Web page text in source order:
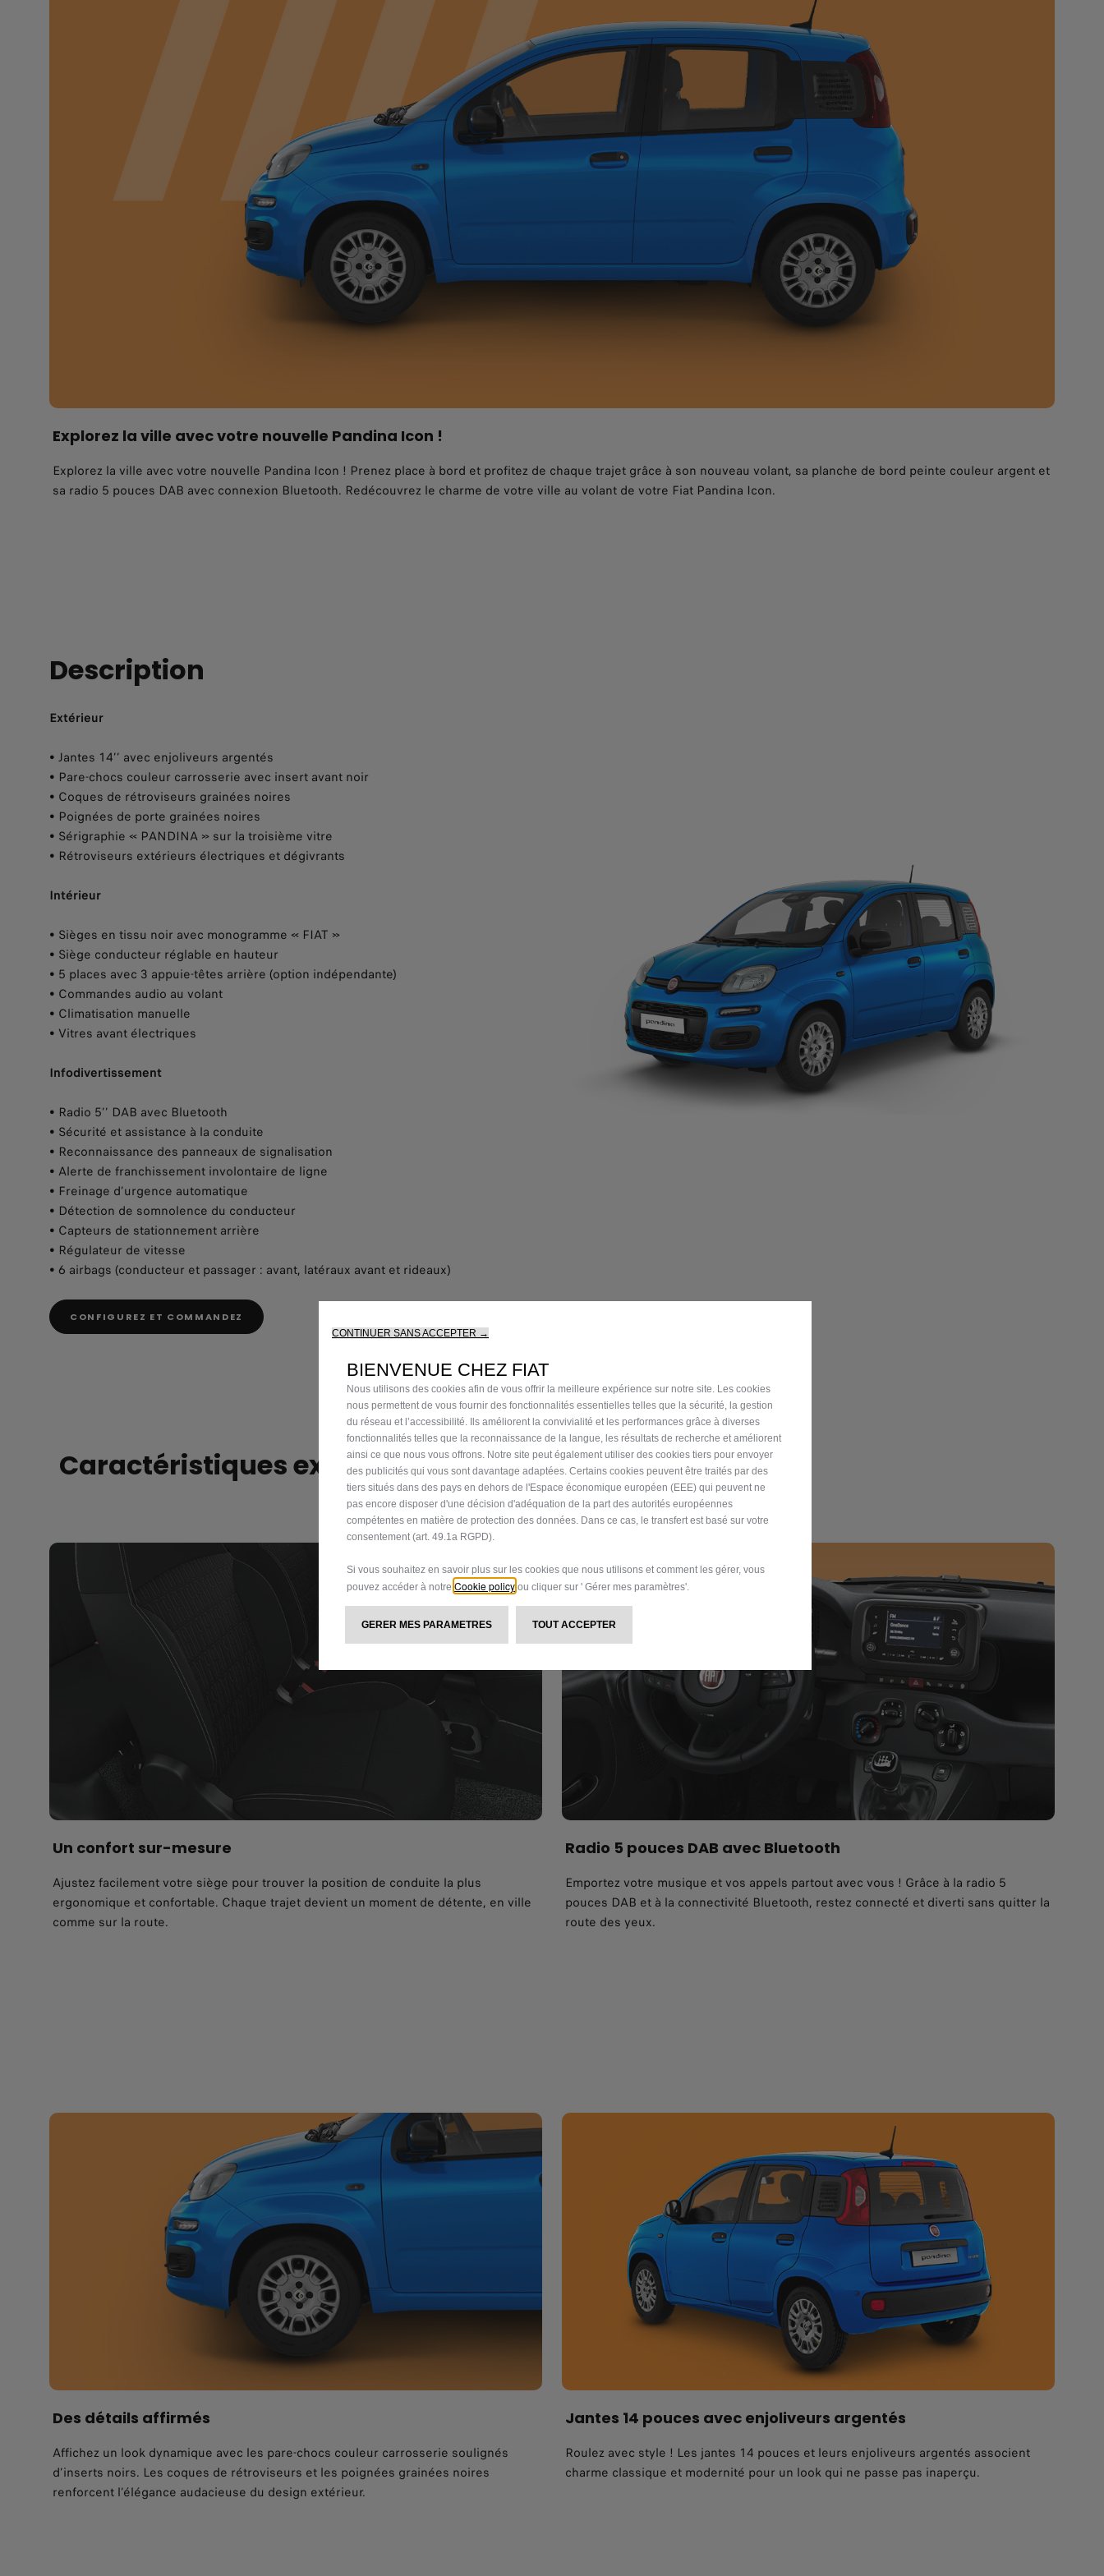
Explorez la ville avec votre nouvelle Pandina Icon !
Explorez la ville avec votre nouvelle Pandina Icon ! Prenez place à bord et profitez de chaque trajet grâce à son nouveau volant, sa planche de bord peinte couleur argent et
sa radio 5 pouces DAB avec connexion Bluetooth. Redécouvrez le charme de votre ville au volant de votre Fiat Pandina Icon.
Description
Extérieur
• Jantes 14’’ avec enjoliveurs argentés
• Pare-chocs couleur carrosserie avec insert avant noir
• Coques de rétroviseurs grainées noires
• Poignées de porte grainées noires
• Sérigraphie « PANDINA » sur la troisième vitre
• Rétroviseurs extérieurs électriques et dégivrants
Intérieur
• Sièges en tissu noir avec monogramme « FIAT »
• Siège conducteur réglable en hauteur
• 5 places avec 3 appuie-têtes arrière (option indépendante)
• Commandes audio au volant
• Climatisation manuelle
• Vitres avant électriques
Infodivertissement
• Radio 5’’ DAB avec Bluetooth
• Sécurité et assistance à la conduite
• Reconnaissance des panneaux de signalisation
• Alerte de franchissement involontaire de ligne
• Freinage d’urgence automatique
• Détection de somnolence du conducteur
• Capteurs de stationnement arrière
• Régulateur de vitesse
• 6 airbags (conducteur et passager : avant, latéraux avant et rideaux)
CONFIGUREZ ET COMMANDEZ
Caractéristiques exclusives
Un confort sur-mesure
Ajustez facilement votre siège pour trouver la position de conduite la plus
ergonomique et confortable. Chaque trajet devient un moment de détente, en ville
comme sur la route.
Radio 5 pouces DAB avec Bluetooth
Emportez votre musique et vos appels partout avec vous ! Grâce à la radio 5
pouces DAB et à la connectivité Bluetooth, restez connecté et diverti sans quitter la
route des yeux.
Des détails affirmés
Affichez un look dynamique avec les pare-chocs couleur carrosserie soulignés
d’inserts noirs. Les coques de rétroviseurs et les poignées grainées noires
renforcent l’élégance audacieuse du design extérieur.
Jantes 14 pouces avec enjoliveurs argentés
Roulez avec style ! Les jantes 14 pouces et leurs enjoliveurs argentés associent
charme classique et modernité pour un look qui ne passe pas inaperçu.
CONTINUER SANS ACCEPTER →
BIENVENUE CHEZ FIAT
Nous utilisons des cookies afin de vous offrir la meilleure expérience sur notre site. Les cookies
nous permettent de vous fournir des fonctionnalités essentielles telles que la sécurité, la gestion
du réseau et l’accessibilité. Ils améliorent la convivialité et les performances grâce à diverses
fonctionnalités telles que la reconnaissance de la langue, les résultats de recherche et améliorent
ainsi ce que nous vous offrons. Notre site peut également utiliser des cookies tiers pour envoyer
des publicités qui vous sont davantage adaptées. Certains cookies peuvent être traités par des
tiers situés dans des pays en dehors de l'Espace économique européen (EEE) qui peuvent ne
pas encore disposer d'une décision d'adéquation de la part des autorités européennes
compétentes en matière de protection des données. Dans ce cas, le transfert est basé sur votre
consentement (art. 49.1a RGPD).
Si vous souhaitez en savoir plus sur les cookies que nous utilisons et comment les gérer, vous
pouvez accéder à notre Cookie policy ou cliquer sur ' Gérer mes paramètres'.
GERER MES PARAMETRES TOUT ACCEPTER